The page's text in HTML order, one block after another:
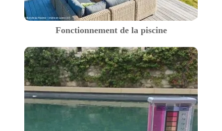
Fonctionnement de la piscine